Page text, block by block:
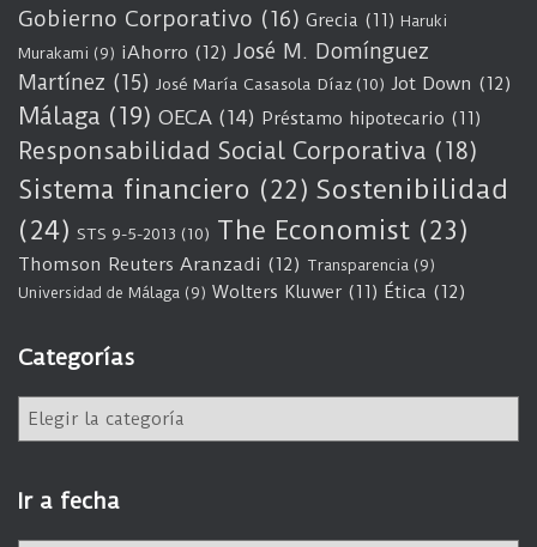
Gobierno Corporativo (16) Grecia (11) Haruki
Murakami (9) iAhorro (12) José M. Domínguez
Martínez (15) José María Casasola Díaz(10) Jot Down (12)
Málaga (19) OECA (14) Préstamo hipotecario (11)
Responsabilidad Social Corporativa (18)
Sistema financiero (22) Sostenibilidad
(24) STS 9-5-2013 (10) The Economist (23)
Thomson Reuters Aranzadi (12) Transparencia (9)
Universidad de Málaga (9) Wolters Kluwer (11) Ética (12)
Categorías
e
g
o
Ir a fecha